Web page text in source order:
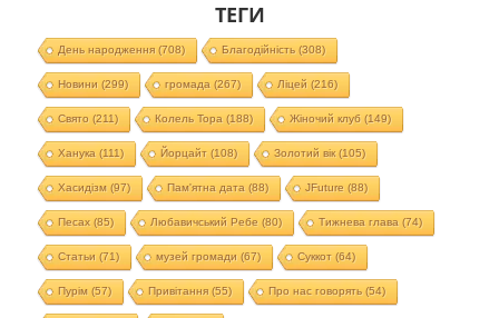
ТЕГИ
День народження(708) Благодійність (308)
Новини (299) громада (267) Ліцей (216)
Свято (211) Колель Тора (188) Жіночий клуб (149)
Ханука (111) Йорцайт (108) Золотий вік(105)
Хасидізм (97) Пам'ятна дата (88) JFuture (88)
Песах(85) Любавичський Ребе (80) Тижнева глава (74)
Статьи (71) музей громади (67) Суккот (64)
Пурім (57) Привітання(55) Про нас говорять (54)